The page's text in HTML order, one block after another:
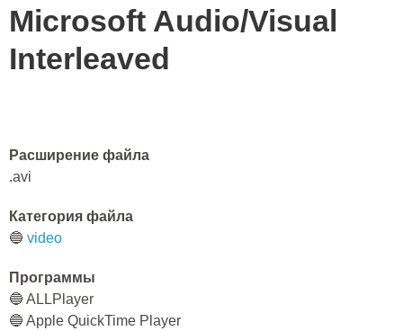
Microsoft Audio/Visual
Interleaved
Расширение файла
.avi
Категория файла
🔵 video
Программы
🔵 ALLPlayer
🔵 Apple QuickTime Player